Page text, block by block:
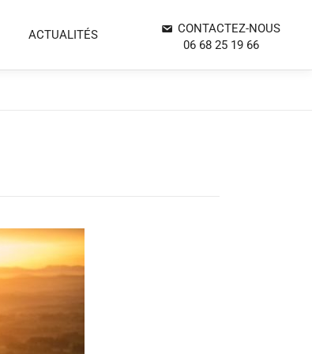
ACTUALITÉS
CONTACTEZ-NOUS
06 68 25 19 66